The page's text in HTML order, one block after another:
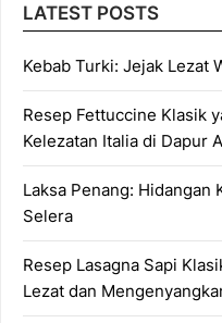
LATEST POSTS
Kebab Turki: Jejak Lezat
Resep Fettuccine Klasik
Kelezatan Italia di Dapur
Laksa Penang: Hidangan
Selera
Resep Lasagna Sapi
Lezat dan